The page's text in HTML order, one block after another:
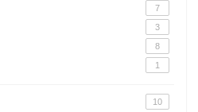
7
3
8
1
10